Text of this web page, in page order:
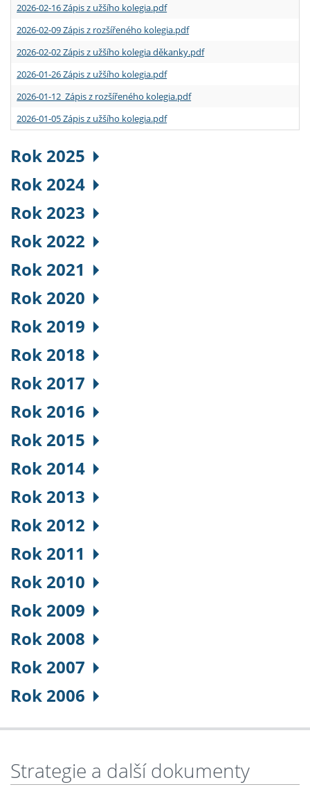
2026-02-16 Zápis z užšího kolegia.pdf
2026-02-09 Zápis z rozšířeného kolegia.pdf
2026-02-02 Zápis z užšího kolegia děkanky.pdf
2026-01-26 Zápis z užšího kolegia.pdf
2026-01-12 Zápis z rozšířeného kolegia.pdf
2026-01-05 Zápis z užšího kolegia.pdf
Rok 2025
Rok 2024
Rok 2023
Rok 2022
Rok 2021
Rok 2020
Rok 2019
Rok 2018
Rok 2017
Rok 2016
Rok 2015
Rok 2014
Rok 2013
Rok 2012
Rok 2011
Rok 2010
Rok 2009
Rok 2008
Rok 2007
Rok 2006
Strategie a další dokumenty